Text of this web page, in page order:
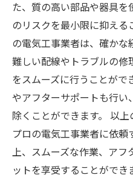
た、質の高い部品や器具
のリスクを最小限に抑える
の電気工事業者は、確かな
難しい配線やトラブルの修
をスムーズに行うことが
やアフターサポートも行い
除くことができます。 以
プロの電気工事業者に依
上、スムーズな作業、アフ
ットを享受することができ